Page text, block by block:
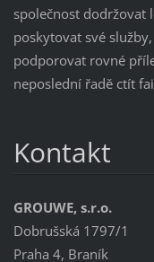
společnost dodržovat
poskytovat své
podporovat rovné
neposlední řadě ctít
Kontakt
GROUWE, s.r.o.
Dobrušská 1797/1
Praha 4, Braník